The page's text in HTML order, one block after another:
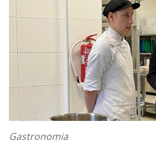
Gastronomia